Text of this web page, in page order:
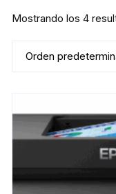
Mostrando los 4